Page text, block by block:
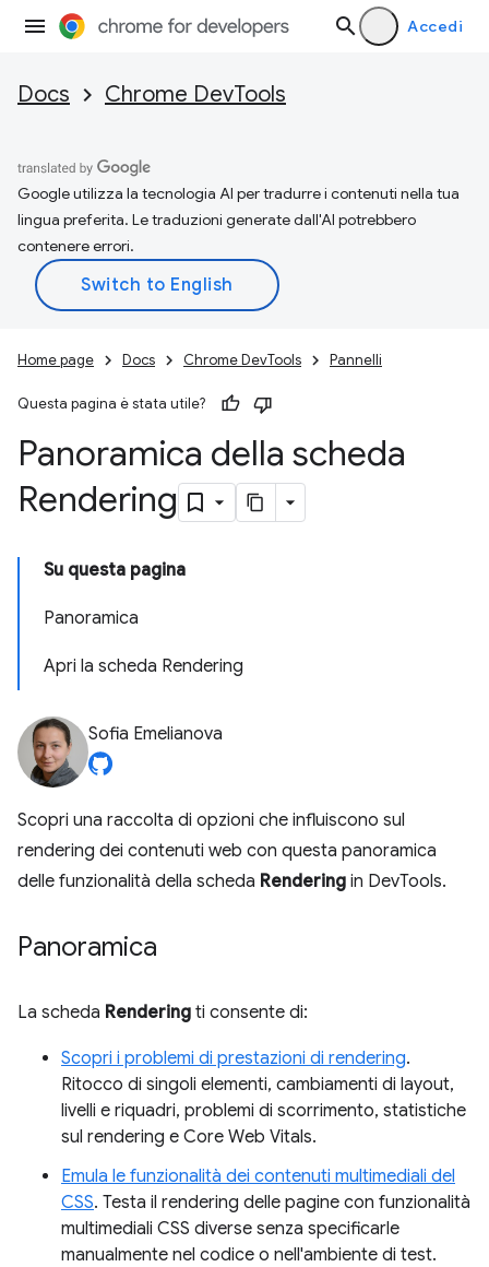
Accedi
Docs Chrome DevTools
Google utilizza la tecnologia AI per tradurre i contenuti nella tua
lingua preferita. Le traduzioni generate dall'AI potrebbero
contenere errori.
Home page Docs Chrome DevTools Pannelli
Questa pagina è stata utile?
Panoramica della scheda
Rendering
Su questa pagina
Panoramica
Apri la scheda Rendering
Sofia Emelianova
Scopri una raccolta di opzioni che influiscono sul
rendering dei contenuti web con questa panoramica
delle funzionalità della scheda Rendering in DevTools.
Panoramica
La scheda Rendering ti consente di:
Scopri i problemi di prestazioni di rendering.
Ritocco di singoli elementi, cambiamenti di layout,
livelli e riquadri, problemi di scorrimento, statistiche
sul rendering e Core Web Vitals.
Emula le funzionalità dei contenuti multimediali del
CSS. Testa il rendering delle pagine con funzionalità
multimediali CSS diverse senza specificarle
manualmente nel codice o nell'ambiente di test.